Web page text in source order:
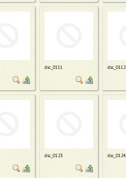
dsc_0111 dsc_0112
dsc_0123 dsc_0124